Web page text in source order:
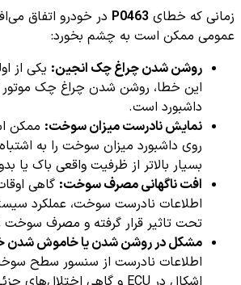
زمانی که خطای P0463 در خودرو اتفاق
عمومی ممکن است به چشم بخورد:
روشن شدن چراغ چک انجین: یکی از
داشبورد است.
نمایش نادرست میزان سوخت: ممکن
روی داشبورد میزان سوخت را به
بسیار بالاتر از ظرفیت واقعی باک یا
افت ناگهانی مصرف سوخت: گاهی
اطلاعات نادرست سوخت، عملکرد
تحت تاثیر قرار گرفته و مصرف
مشکل در روشن شدن یا خاموش شدن
اطلاعات نادرست از سنسور سطح